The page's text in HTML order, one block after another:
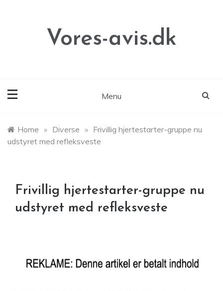
Vores-avis.dk
Menu
Home » Diverse » Frivillig hjertestarter-gruppe nu
udstyret med refleksveste
Frivillig hjertestarter-gruppe nu
udstyret med refleksveste